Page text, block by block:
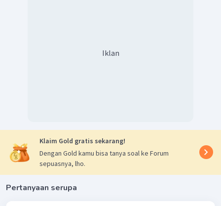
Iklan
Klaim Gold gratis sekarang!
Dengan Gold kamu bisa tanya soal ke Forum
sepuasnya, lho.
Pertanyaan serupa